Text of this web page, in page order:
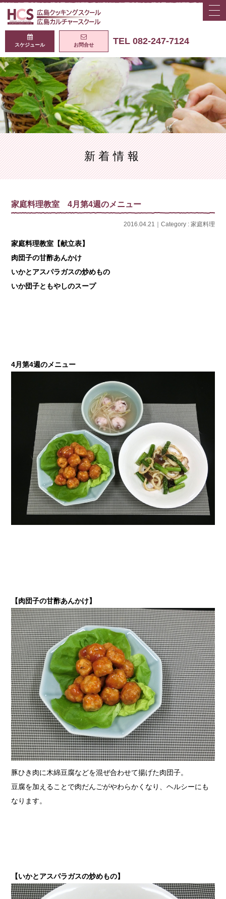
広島クッキン
スケジュール お問合せ TEL 082-247-7124
新着情報
家庭料理教室 4月第4週のメニュー
2016.04.21｜Category : 家庭料理
家庭料理教室【献立表】
肉団子の甘酢あんかけ
いかとアスパラガスの炒めもの
いか団子ともやしのスープ
4月第4週のメニュー
【肉団子の甘酢あんかけ】
豚ひき肉に木綿豆腐などを混ぜ合わせて揚げた肉団子。
豆腐を加えることで肉だんごがやわらかくなり、ヘルシーにも
なります。
【いかとアスパラガスの炒めもの】